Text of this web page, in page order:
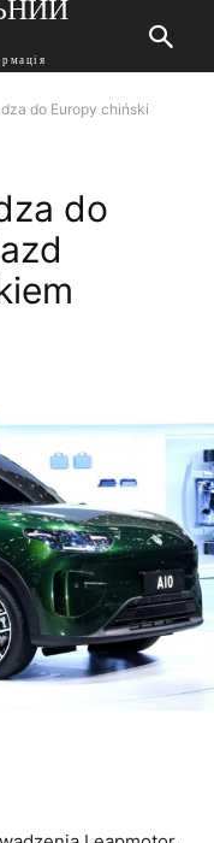
do Europy chiński
do